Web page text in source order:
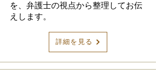
を、弁護士の視点から整理してお伝
えします。
詳細を見る